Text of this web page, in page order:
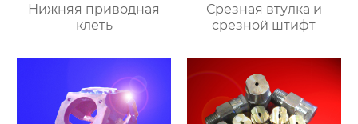
Нижняя приводная
клеть
Срезная втулка и
срезной штифт